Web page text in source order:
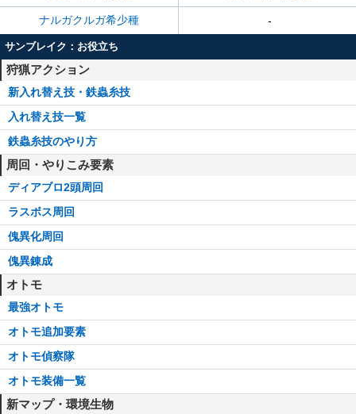
ナルガクルガ希少種 -
サンブレイク：お役立ち
狩猟アクション
新入れ替え技・鉄蟲糸技
入れ替え技一覧
鉄蟲糸技のやり方
周回・やりこみ要素
ディアブロ2頭周回
ラスボス周回
傀異化周回
傀異錬成
オトモ
最強オトモ
オトモ追加要素
オトモ偵察隊
オトモ装備一覧
新マップ・環境生物